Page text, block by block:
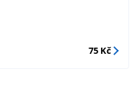
75 Kč